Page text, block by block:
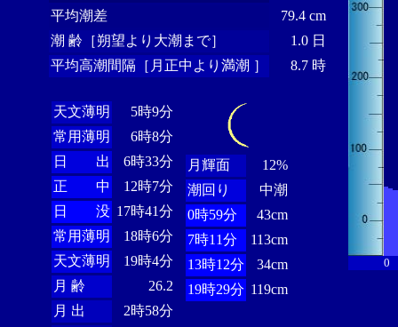
平均潮差
79.4 cm
潮 齢［朔望より大潮まで］
1.0 日
平均高潮間隔［月正中より満潮 ］
8.7 時
天文薄明
5時9分
常用薄明
6時8分
日 出
6時33分
正 中
12時7分
日 没 17時41分
常用薄明
18時6分
天文薄明
19時4分
月 齢
26.2
月 出
2時58分
月輝面
12%
潮回り
中潮
0時59分
43cm
7時11分
113cm
13時12分
34cm
19時29分 119cm
0